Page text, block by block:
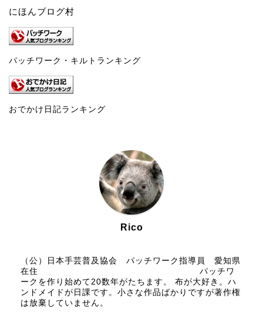
にほんブログ村
パッチワーク・キルトランキング
おでかけ日記ランキング
Rico
（公）日本手芸普及協会 パッチワーク指導員 愛知県
在住 パッチワ
ークを作り始めて20数年がたちます。 布が大好き。ハ
ンドメイドが日課です。小さな作品ばかりですが著作権
は放棄していません。